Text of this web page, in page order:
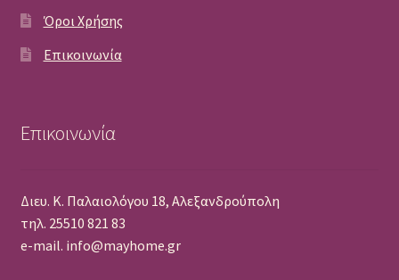
Όροι Χρήσης
Επικοινωνία
Επικοινωνία
Διευ. Κ. Παλαιολόγου 18, Αλεξανδρούπολη
τηλ. 25510 821 83
e-mail. info@mayhome.gr